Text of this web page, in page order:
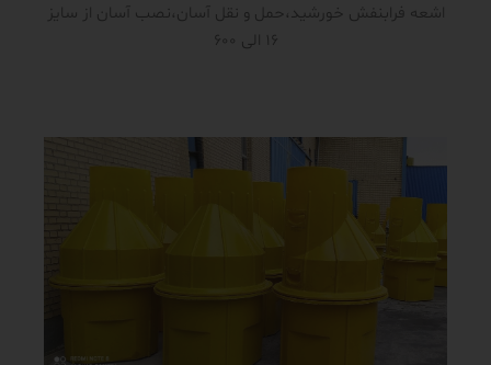
اشعه فرابنفش خورشید،حمل و نقل آسان،نصب آسان از سایز
16 الی 600